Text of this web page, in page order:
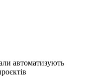
автоматизують